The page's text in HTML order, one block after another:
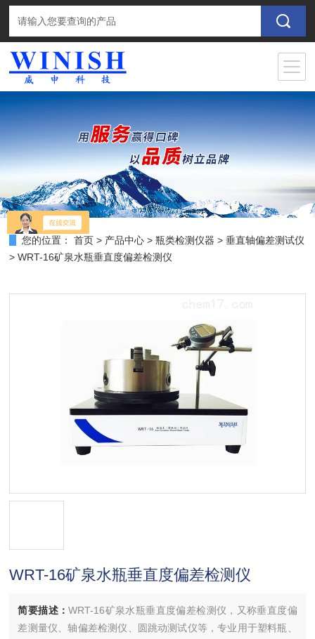
您的位置： 首页 > 产品中心 >瓶类检测仪器 >垂直轴偏差测试仪
> WRT-16矿泉水瓶垂直度偏差检测仪
WRT-16矿泉水瓶垂直度偏差检测仪
简要描述：WRT-16矿泉水瓶垂直度偏差检测仪，又称垂直度偏
差测量仪、轴偏差检测仪、圆跳动测试仪等，专业用于塑料瓶、